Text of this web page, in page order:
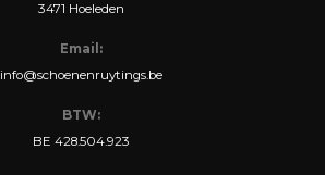
3471 Hoeleden
Email:
info@schoenenruytings.be
BTW:
BE 428.504.923